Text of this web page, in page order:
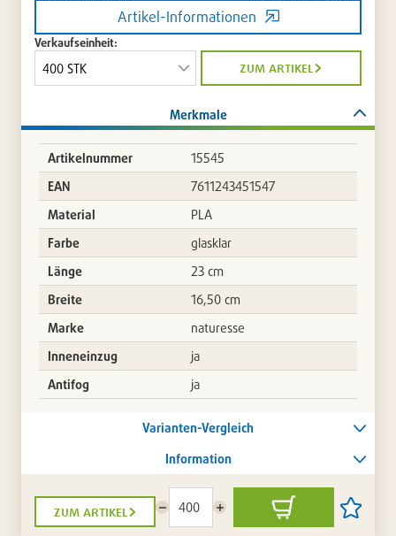
Artikel-Informationen
Verkaufseinheit:
zum artikel
Merkmale
Artikelnummer
15545
EAN
7611243451547
Material
PLA
Farbe
glasklar
Länge
23 cm
Breite
16,50 cm
Marke
naturesse
Inneneinzug
ja
Antifog
ja
Varianten-Vergleich
Information
zum artikel
Menge
reduzieren
Menge
erhöhen
In
den
Artikel